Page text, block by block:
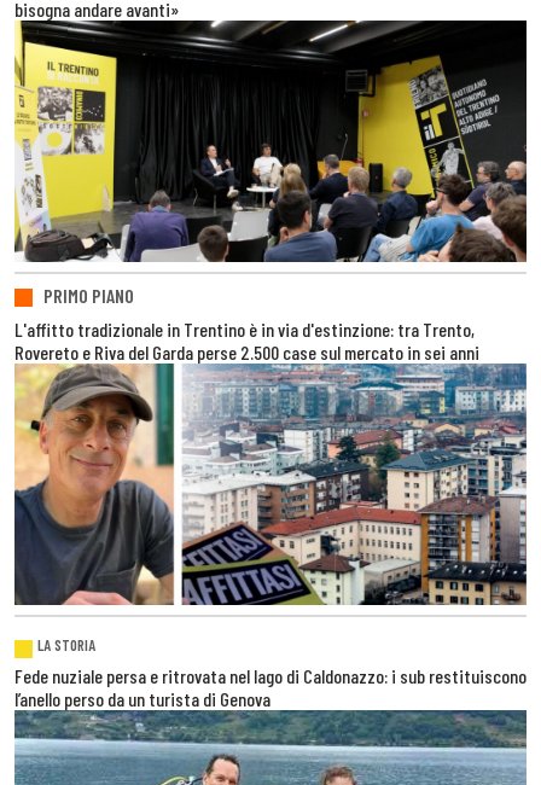
bisogna andare avanti»
PRIMO PIANO
L'affitto tradizionale in Trentino è in via d'estinzione: tra Trento,
Rovereto e Riva del Garda perse 2.500 case sul mercato in sei anni
LA STORIA
Fede nuziale persa e ritrovata nel lago di Caldonazzo: i sub restituiscono
l’anello perso da un turista di Genova